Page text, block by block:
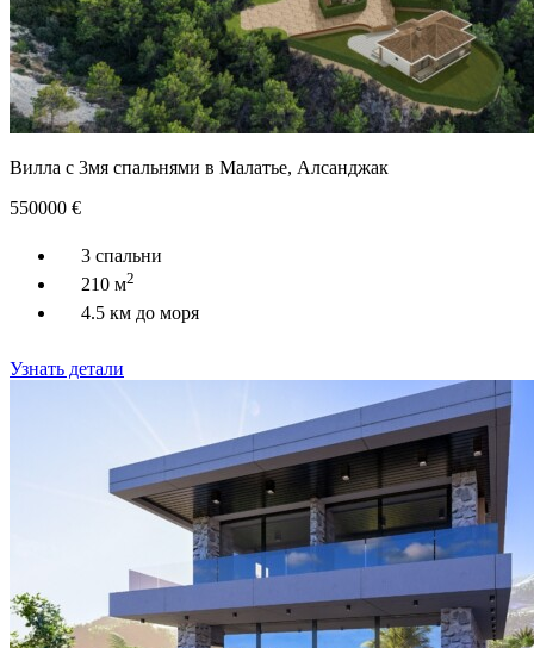
Вилла с 3мя спальнями в Малатье, Алсанджак
550000 €
3 спальни
210 м2
4.5 км до моря
Узнать детали